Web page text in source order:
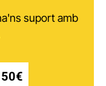
suport amb
50€